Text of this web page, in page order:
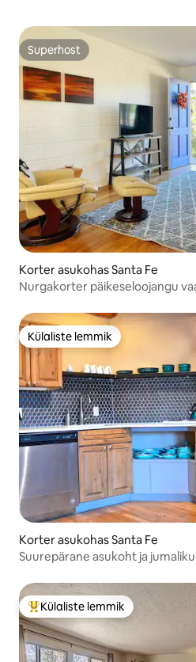
Superhost
Superhost
Korter asukohas Santa Fe
Nurgakorter päikeseloojangu
Külaliste lemmik
Külaliste lemmik
Korter asukohas Santa Fe
Suurepärane asukoht ja
Külaliste suur lemmik
Külaliste lemmik